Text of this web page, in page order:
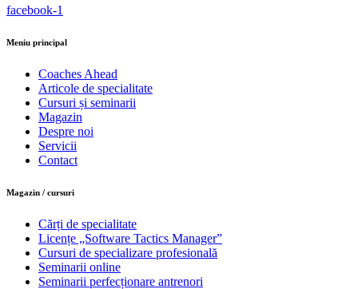
facebook-1
Meniu principal
Coaches Ahead
Articole de specialitate
Cursuri și seminarii
Magazin
Despre noi
Servicii
Contact
Magazin / cursuri
Cărți de specialitate
Licențe „Software Tactics Manager”
Cursuri de specializare profesională
Seminarii online
Seminarii perfecționare antrenori